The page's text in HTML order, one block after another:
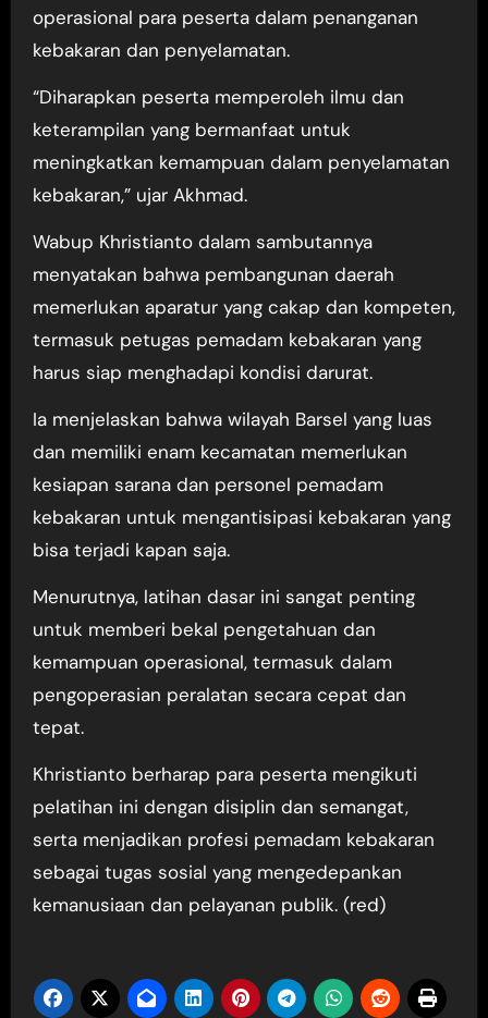
operasional para peserta dalam penanganan
kebakaran dan penyelamatan.
“Diharapkan peserta memperoleh ilmu dan
keterampilan yang bermanfaat untuk
meningkatkan kemampuan dalam penyelamatan
kebakaran,” ujar Akhmad.
Wabup Khristianto dalam sambutannya
menyatakan bahwa pembangunan daerah
memerlukan aparatur yang cakap dan kompeten,
termasuk petugas pemadam kebakaran yang
harus siap menghadapi kondisi darurat.
Ia menjelaskan bahwa wilayah Barsel yang luas
dan memiliki enam kecamatan memerlukan
kesiapan sarana dan personel pemadam
kebakaran untuk mengantisipasi kebakaran yang
bisa terjadi kapan saja.
Menurutnya, latihan dasar ini sangat penting
untuk memberi bekal pengetahuan dan
kemampuan operasional, termasuk dalam
pengoperasian peralatan secara cepat dan
tepat.
Khristianto berharap para peserta mengikuti
pelatihan ini dengan disiplin dan semangat,
serta menjadikan profesi pemadam kebakaran
sebagai tugas sosial yang mengedepankan
kemanusiaan dan pelayanan publik. (red)